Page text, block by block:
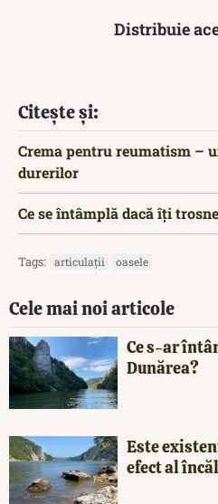
Distribuie
Citește și:
Crema pentru reumatism –
durerilor
Ce se întâmplă dacă îți
Tags: articulații oasele
Cele mai noi articole
Ce s-ar
Dunărea?
Este
efect al